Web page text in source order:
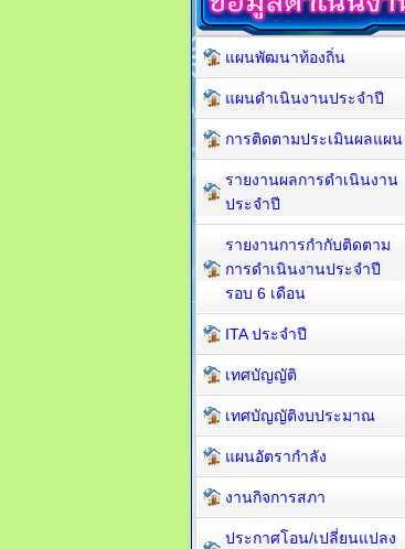
แผนพัฒนาท้องถิ่น
แผนดำเนินงานประจำปี
การติดตามประเมินผลแผน
รายงานผลการดำเนินงาน
ประจำปี
รายงานการกำกับติดตาม
การดำเนินงานประจำปี
รอบ 6 เดือน
ITA ประจำปี
เทศบัญญัติ
เทศบัญญัติงบประมาณ
แผนอัตรากำลัง
งานกิจการสภา
ประกาศโอน/เปลี่ยนแปลง